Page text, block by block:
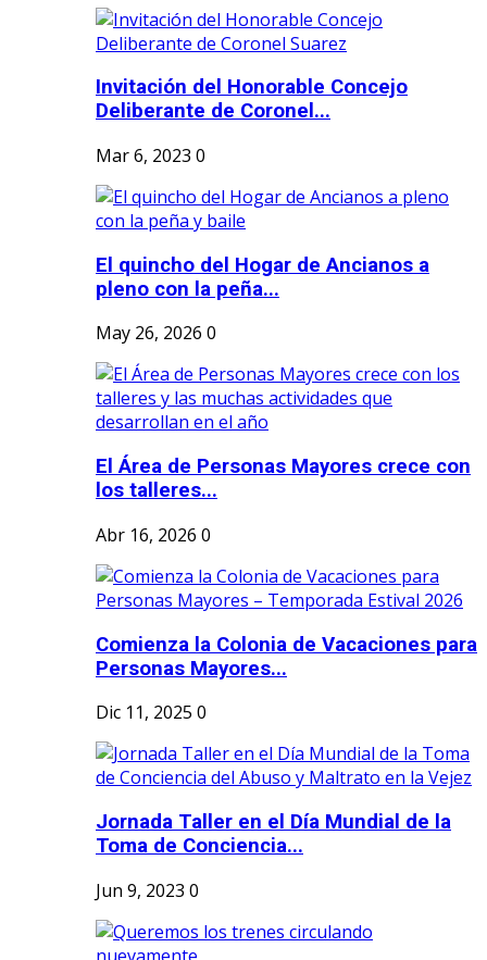
Invitación del Honorable Concejo
Deliberante de Coronel...
Mar 6, 2023 0
El quincho del Hogar de Ancianos a
pleno con la peña...
May 26, 2026 0
El Área de Personas Mayores crece con
los talleres...
Abr 16, 2026 0
Comienza la Colonia de Vacaciones para
Personas Mayores...
Dic 11, 2025 0
Jornada Taller en el Día Mundial de la
Toma de Conciencia...
Jun 9, 2023 0